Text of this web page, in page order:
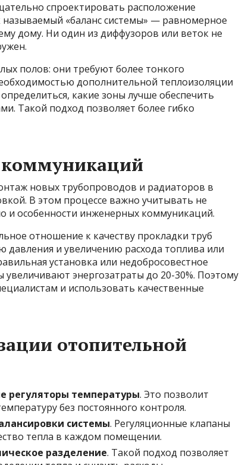
спроектировать расположение
«баланс системы» — равномерное
дому. Ни один из диффузоров или веток не
полов: они требуют более тонкого
дополнительной теплоизоляции
какие зоны лучше обеспечить
Такой подход позволяет более гибко
новых трубопроводов и радиаторов в
В этом процессе важно учитывать не
и особенности инженерных коммуникаций.
отношение к качеству прокладки труб
давления и увеличению расхода топлива или
установка или недобросовестное
энергозатраты до 20-30%. Поэтому
и использовать качественные
отопительной
регуляторы температуры. Это позволит
без постоянного контроля.
системы. Регуляционные клапаны
тепла в каждом помещении.
разделение. Такой подход позволяет